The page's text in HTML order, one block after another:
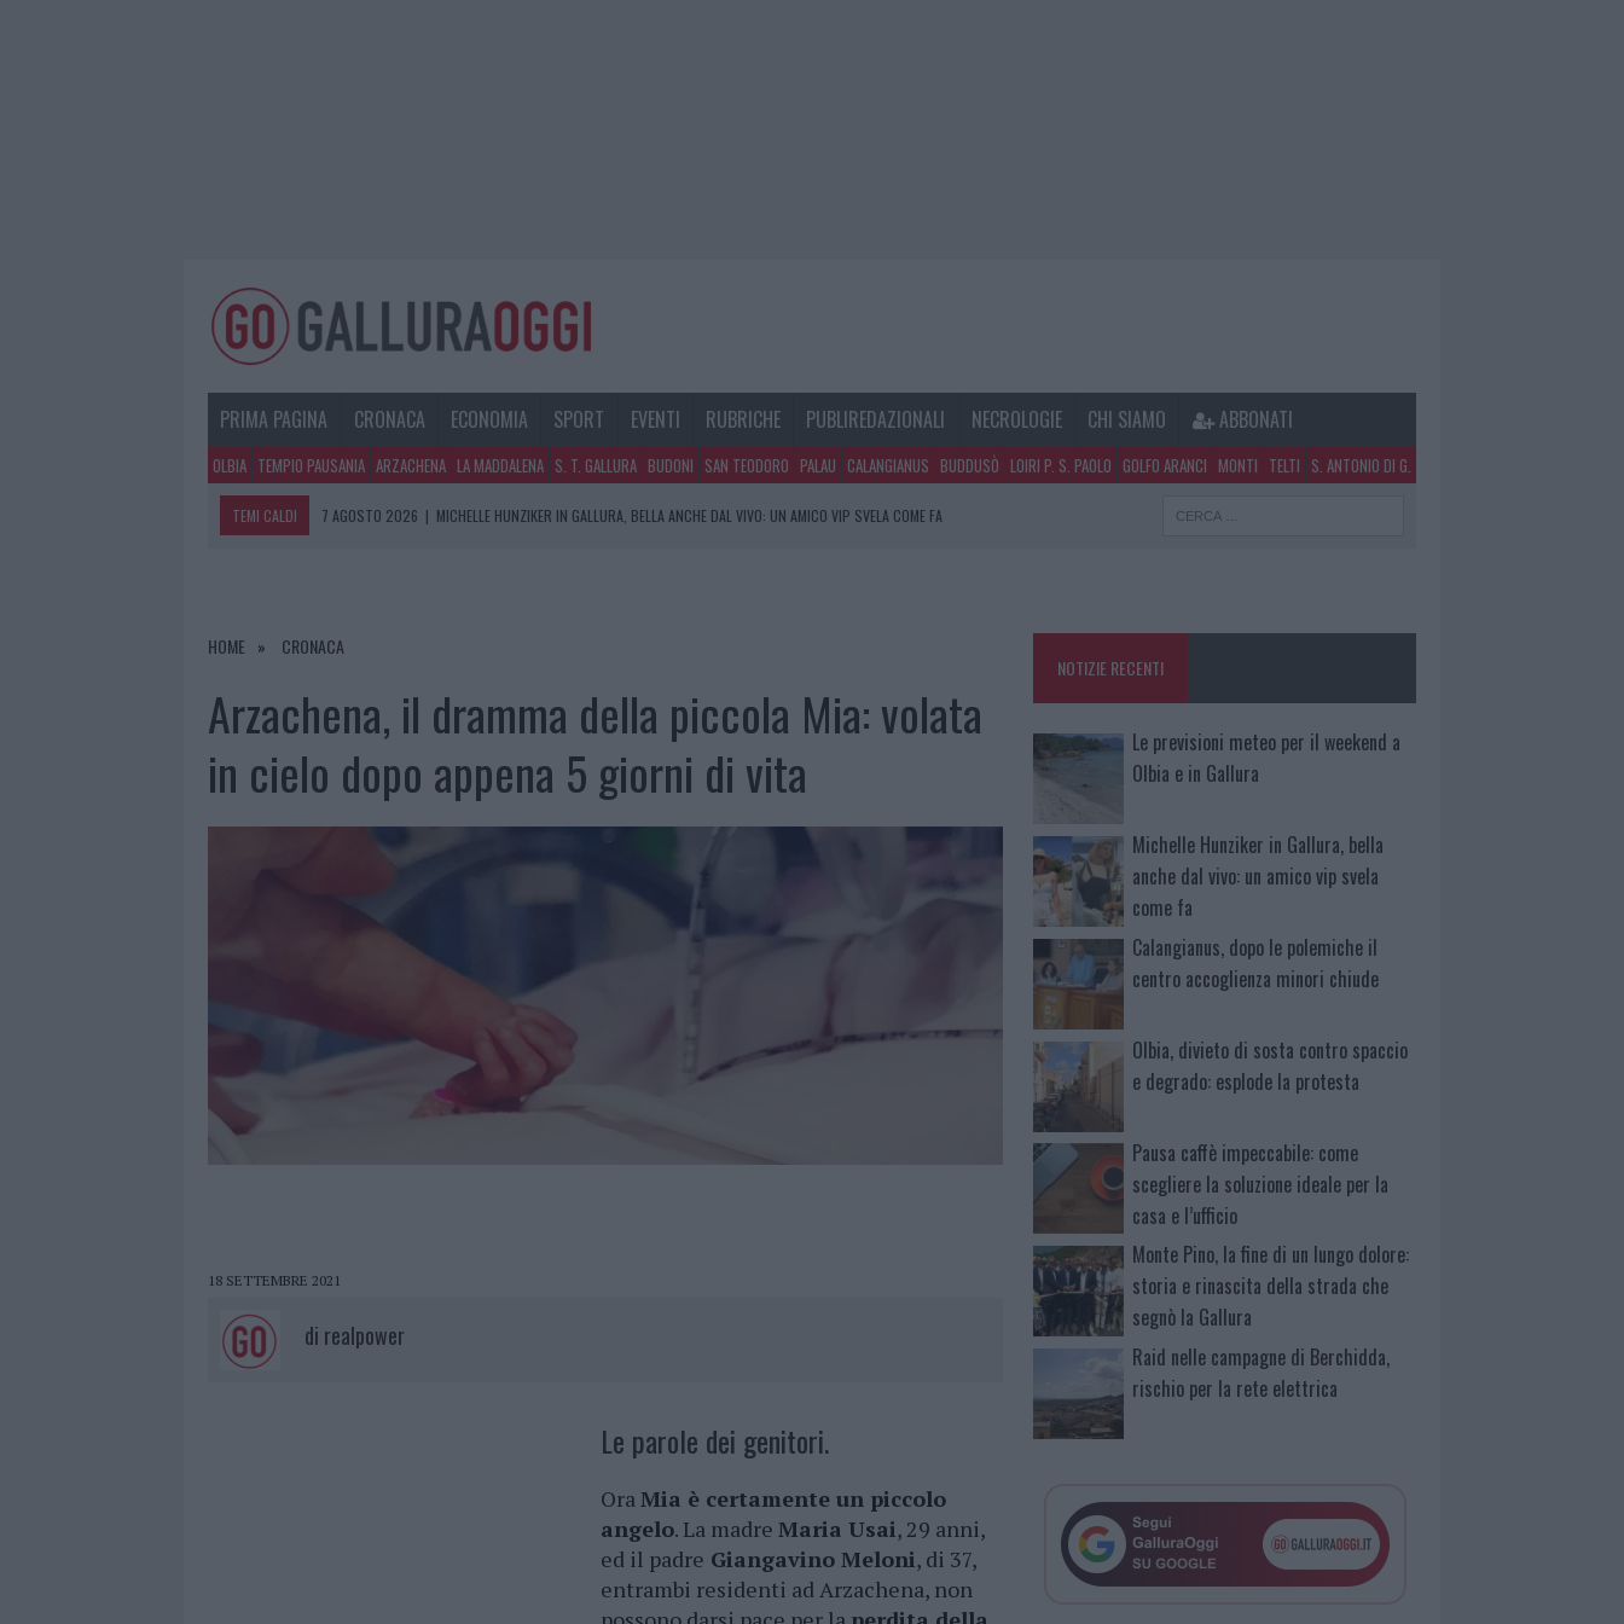
PRIMA PAGINA CRONACA ECONOMIA SPORT EVENTI RUBRICHE PUBLIREDAZIONALI NECROLOGIE CHI SIAMO ABBONATI
OLBIA TEMPIO PAUSANIA ARZACHENA LA MADDALENA S. T. GALLURA BUDONI SAN TEODORO PALAU CALANGIANUS BUDDUSÒ LOIRI P. S. PAOLO GOLFO ARANCI MONTI TELTI S. ANTONIO DI G.
TEMI CALDI 7 AGOSTO 2026 | MICHELLE HUNZIKER IN GALLURA, BELLA ANCHE DAL VIVO: UN AMICO VIP SVELA COME FA
7 AGOSTO 2026
|
HOME CRONACA
Arzachena, il dramma della piccola Mia: volata
in cielo dopo appena 5 giorni di vita
18 SETTEMBRE 2021
di realpower
Le parole dei genitori.
OraMia è certamente un piccolo
angelo. La madre Maria Usai, 29 anni,
ed il padre Giangavino Meloni, di 37,
entrambi residenti ad Arzachena, non
NOTIZIE RECENTI
Le previsioni meteo per il weekend a
Olbia e in Gallura
Michelle Hunziker in Gallura, bella
anche dal vivo: un amico vip svela
come fa
Calangianus, dopo le polemiche il
centro accoglienza minori chiude
Olbia, divieto di sosta contro spaccio
e degrado: esplode la protesta
Pausa caffè impeccabile: come
scegliere la soluzione ideale per la
casa e l’ufficio
Monte Pino, la fine di un lungo dolore:
storia e rinascita della strada che
segnò la Gallura
Raid nelle campagne di Berchidda,
rischio per la rete elettrica